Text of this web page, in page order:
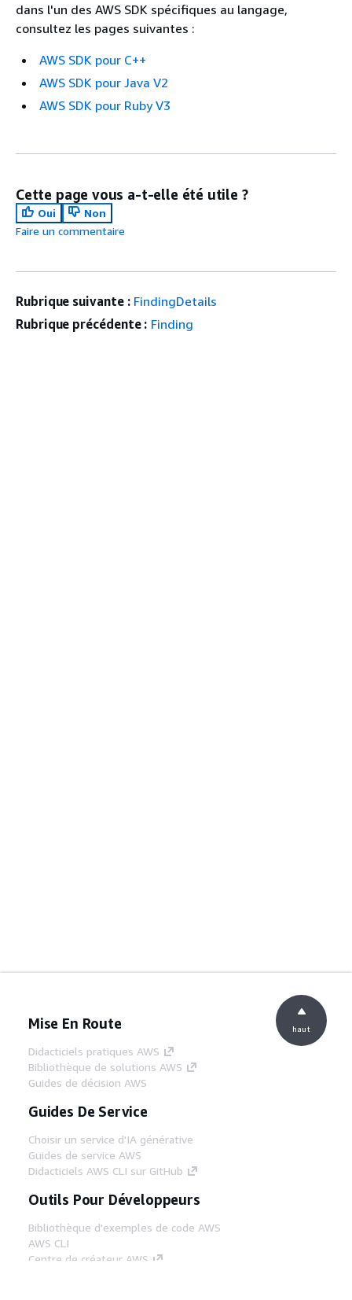
dans l'un des AWS SDK spécifiques au langage,
consultez les pages suivantes :
AWS SDK pour C++
AWS SDK pour Java V2
AWS SDK pour Ruby V3
Cette page vous a-t-elle été utile ?
Oui
Non
Faire un commentaire
Rubrique suivante : FindingDetails
Rubrique précédente : Finding
Mise En Route
Didacticiels pratiques AWS
Bibliothèque de solutions AWS
Guides de décision AWS
Guides De Service
Choisir un service d'IA générative
Guides de service AWS
Didacticiels AWS CLI sur GitHub
Outils Pour Développeurs
Bibliothèque d'exemples de code AWS
AWS CLI
Centre de créateur AWS
haut